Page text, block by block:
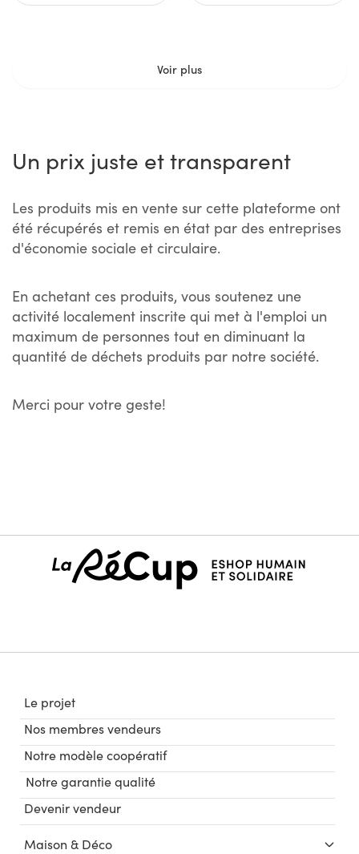
Voir plus
Un prix juste et transparent
Les produits mis en vente sur cette plateforme ont
été récupérés et remis en état par des entreprises
d'économie sociale et circulaire.
En achetant ces produits, vous soutenez une
activité localement inscrite qui met à l'emploi un
maximum de personnes tout en diminuant la
quantité de déchets produits par notre société.
Merci pour votre geste!
Le projet
Nos membres vendeurs
Notre modèle coopératif
Notre garantie qualité
Devenir vendeur
Maison & Déco